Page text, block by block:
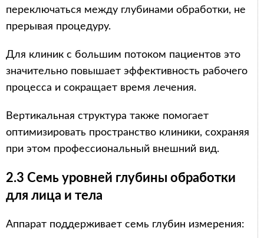
переключаться между глубинами обработки, не
прерывая процедуру.
Для клиник с большим потоком пациентов это
значительно повышает эффективность рабочего
процесса и сокращает время лечения.
Вертикальная структура также помогает
оптимизировать пространство клиники, сохраняя
при этом профессиональный внешний вид.
2.3 Семь уровней глубины обработки
для лица и тела
Аппарат поддерживает семь глубин измерения: